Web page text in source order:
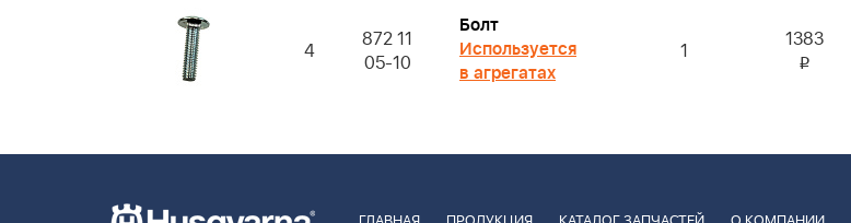
4
872 11
05-10
Болт
Используется
в агрегатах
1 1383
i